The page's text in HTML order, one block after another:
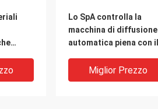
dello
Lo SpA controlla la
macchina di diffusione
automatica piena con il
screen/servomotore
Miglior Prezzo